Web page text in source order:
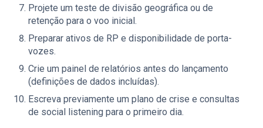
Projete um teste de divisão geográfica ou de
retenção para o voo inicial.
Preparar ativos de RP e disponibilidade de porta-
vozes.
Crie um painel de relatórios antes do lançamento
(definições de dados incluídas).
Escreva previamente um plano de crise e consultas
de social listening para o primeiro dia.